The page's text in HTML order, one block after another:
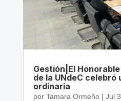
Gestión|El
de la UNdeC celebró
ordinaria
por Tamara Ormeño| Jul